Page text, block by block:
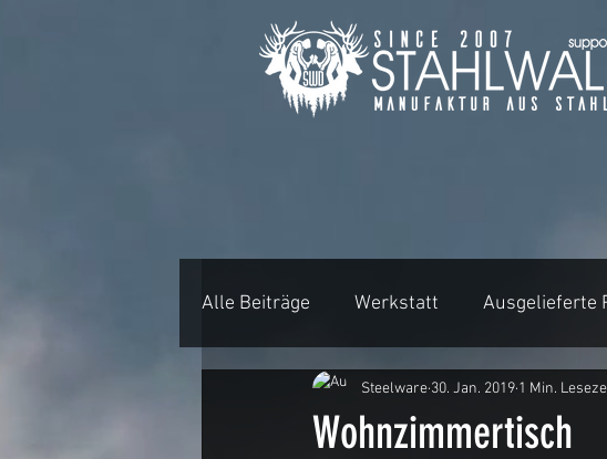
Alle Beiträge Werkstatt Ausgelieferte
Projekt Visualisierung Baumstämme
Wohnzimmertisch
Steelware 30. Jan. 2019 1 Min.